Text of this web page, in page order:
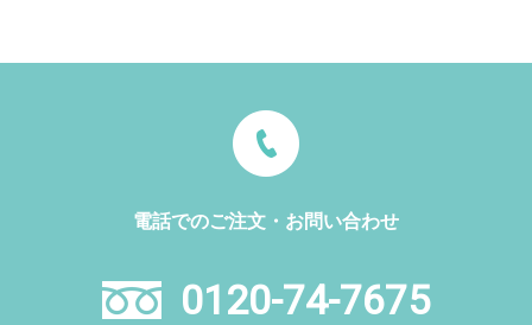
電話でのご注文・お問い合わせ
0120-74-7675